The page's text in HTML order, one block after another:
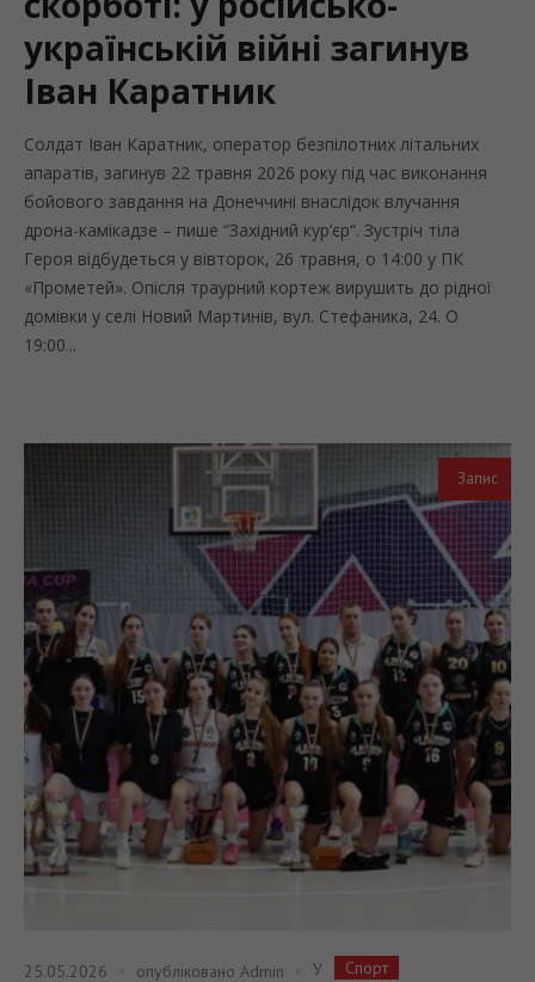
українській війні загинув
Іван Каратник
Солдат Іван Каратник, оператор безпілотних літальних
апаратів, загинув 22 травня 2026 року під час виконання
бойового завдання на Донеччині внаслідок влучання
дрона-камікадзе – пише “Західний кур’єр“. Зустріч тіла
Героя відбудеться у вівторок, 26 травня, о 14:00 у ПК
«Прометей». Опісля траурний кортеж вирушить до рідної
домівки у селі Новий Мартинів, вул. Стефаника, 24. О
19:00...
Запис
25.05.2026 опубліковано Admin У Спорт